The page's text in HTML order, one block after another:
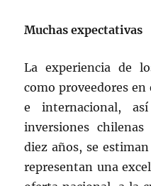
Muchas expectativas
La experiencia de
como proveedores
e internacional,
inversiones
diez años, se
representan una